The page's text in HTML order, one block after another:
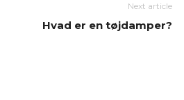
Next article
Hvad er en tøjdamper?